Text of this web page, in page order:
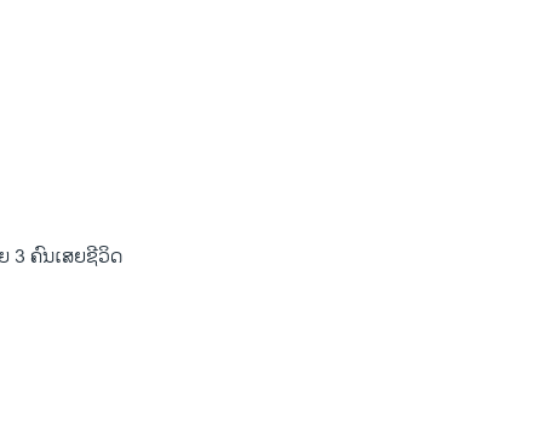
3 ຄົນ​ເສຍ​ຊີວິດ​